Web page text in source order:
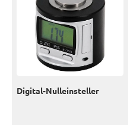
Digital-Nulleinsteller